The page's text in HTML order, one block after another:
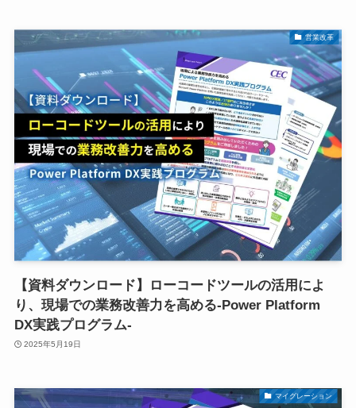
営業改革
【資料ダウンロード】ローコードツールの活用によ
り、現場での業務改善力を高める-Power Platform
DX実践プログラム-
2025年5月19日
マイグレーション